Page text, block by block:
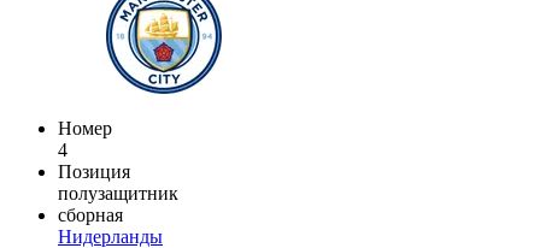
Номер
4
Позиция
полузащитник
сборная
Нидерланды